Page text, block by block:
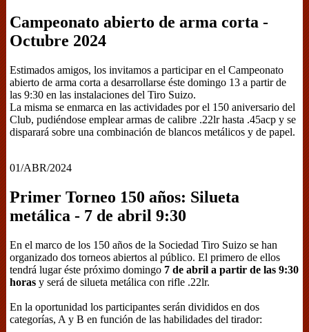
Campeonato abierto de arma corta -
Octubre 2024
Estimados amigos, los invitamos a participar en el Campeonato
abierto de arma corta a desarrollarse éste domingo 13 a partir de
las 9:30 en las instalaciones del Tiro Suizo.
La misma se enmarca en las actividades por el 150 aniversario del
Club, pudiéndose emplear armas de calibre .22lr hasta .45acp y se
disparará sobre una combinación de blancos metálicos y de papel.
01/ABR/2024
Primer Torneo 150 años: Silueta
metálica - 7 de abril 9:30
En el marco de los 150 años de la Sociedad Tiro Suizo se han
organizado dos torneos abiertos al público. El primero de ellos
tendrá lugar éste próximo domingo 7 de abril a partir de las 9:30
horas y será de silueta metálica con rifle .22lr.
En la oportunidad los participantes serán divididos en dos
categorías, A y B en función de las habilidades del tirador: